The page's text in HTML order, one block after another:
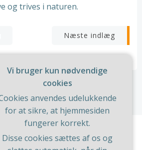
og trives i naturen.
Næste indlæg
Og Have. Bygget ved at bruge
Vi bruger kun nødvendige
cookies
anvendes udelukkende
for at sikre, at hjemmesiden
fungerer korrekt.
Disse cookies sættes af os og